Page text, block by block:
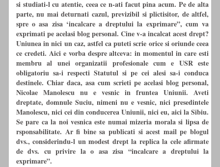
si studiati-l cu atentie, ceea ce n-ati facut pina acum. Pe de alta
parte, nu mai deturnati cazul, previzibil si plictisitor, de altfel,
spre o asa zisa ‘incalcare a dreptului la exprimare”, cum va
exprimati pe acelasi blog personal. Cine v-a incalcat acest drept?
Uniunea in nici un caz, astfel ca puteti scrie orice si oriunde ceea
ce credeti. Aici e vorba despre altceva: in momentul in care esti
membru al unei organizatii profesionale cum e USR este
obligatoriu sa-i respecti Statutul si pe cei alesi sa-i conduca
destinele. Chiar daca, asa cum scrieti pe acelasi blog personal,
Nicolae Manolescu nu e vesnic in fruntea Uniunii. Aveti
dreptate, domnule Suciu, nimeni nu e vesnic, nici presedintele
Manolescu, nici cei din conducerea Uniunii, nici eu, aici la Sibiu.
Se pare ca la noi vesnica este numai mizeria morala si lipsa de
rsponsabilitate. Ar fi bine sa publicati si acest mail pe blogul
dvs., considerindu-l un modest drept la replica la cele afirmate
de dvs. cu privire la o asa zisa “incalcare a dreptului la
exprimare”.